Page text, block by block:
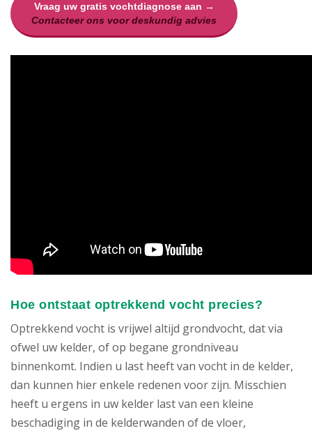
Vraag uw gratis vochtdiagnose aan →
Contacteer ons voor deskundig advies
Hoe ontstaat optrekkend vocht precies?
Optrekkend vocht is vrijwel altijd grondvocht, dat via
ofwel uw kelder, of op begane grondniveau
binnenkomt. Indien u last heeft van vocht in de kelder,
dan kunnen hier enkele redenen voor zijn. Misschien
heeft u ergens in uw kelder last van een kleine
beschadiging in de kelderwanden of de vloer,